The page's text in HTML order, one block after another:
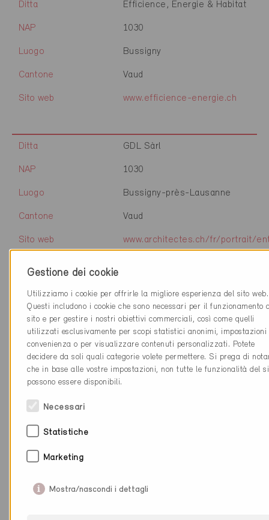
Ditta Efficience, Energie & Habitat
NAP 1030
Luogo Bussigny
Cantone Vaud
Sito web www.efficience-energie.ch
Ditta GDL Sàrl
NAP 1030
Luogo Bussigny-près-Lausanne
Cantone Vaud
Sito web
www.architectes.ch/fr/portrait/
mandataires/entreprises/gdl-
Ditta Internorm AG
NAP 1030
Luogo Bussigny-près-Lausanne
Gestione dei cookie
Utilizziamo i cookie per offrirle la migliore esperienza del sito web.
Questi includono i cookie che sono necessari per il funzionamento
sito e per gestire i nostri obiettivi commerciali, così come quelli
utilizzati esclusivamente per scopi statistici anonimi, impostazioni
convenienza o per visualizzare contenuti personalizzati. Potete
decidere da soli quali categorie volete permettere. Si prega di
che in base alle vostre impostazioni, non tutte le funzionalità del
possono essere disponibili.
Necessari
Statistiche
Marketing
Mostra/nascondi i dettagli